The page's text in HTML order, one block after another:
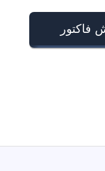
فاکتور